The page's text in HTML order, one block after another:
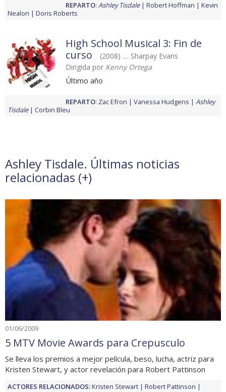
REPARTO: Ashley Tisdale Robert Hoffman
Kevin
Nealon
Doris Roberts
High School Musical 3: Fin de
curso
(2008) .... Sharpay Evans
Dirigida por Kenny Ortega
Último año
REPARTO: Zac Efron Vanessa Hudgens
Ashley
Tisdale
Corbin Bleu
Ashley Tisdale. Últimas noticias
relacionadas (+)
01/06/2009
5 MTV Movie Awards para Crepusculo
Se lleva los premios a mejor película, beso, lucha, actriz para
Kristen Stewart, y actor revelación para Robert Pattinson
ACTORES RELACIONADOS:Kristen Stewart
Robert Pattinson